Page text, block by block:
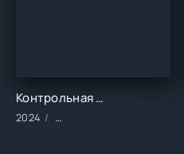
Контрольная для взрослых (2024)
2024 Сериалы/2024 год/